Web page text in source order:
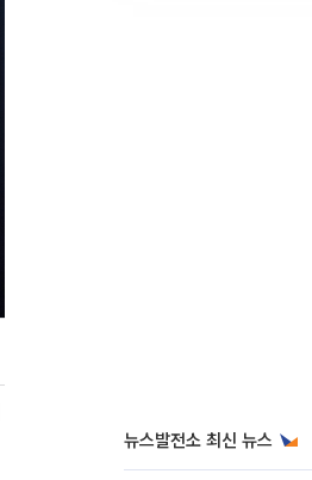
뉴스발전소 최신 뉴스